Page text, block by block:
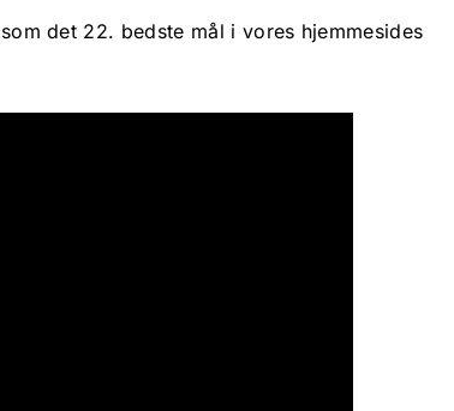
det 22. bedste mål i vores hjemmesides